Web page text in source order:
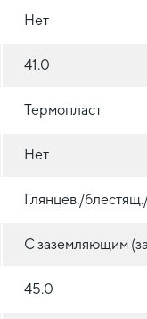
Нет
41.0
Термопласт
Нет
Глянцев./
С заземляющим
45.0